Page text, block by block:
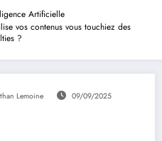
Artificielle
vos contenus vous touchiez des
?
Lemoine 09/09/2025